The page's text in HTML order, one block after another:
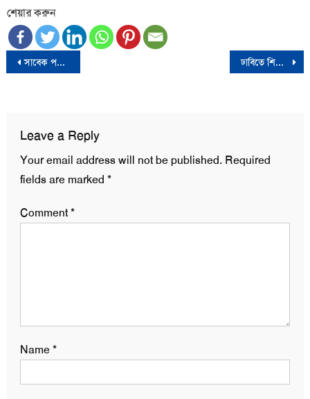
শেয়ার করুন
Post
সাবেক পরিকল্পনামন্ত্রী এম এ মান্নান গ্রেফতার ঢাবিতে শিক্ষক-শিক্ষার্থী-কর্মকর্তা-কর্মচারীদের দলীয় রাজনীতি নিষিদ্ধ
Leave a Reply
Your email address will not be published. Required
fields are marked *
Comment*
Name*